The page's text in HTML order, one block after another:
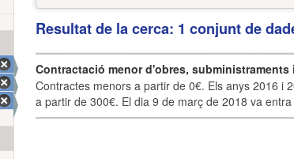
Resultat de la cerca: 1 conjunt de
Contractació menor d'obres, subministraments
Contractes menors a partir de 0€. Els anys 2016 i
a partir de 300€. El dia 9 de març de 2018 va